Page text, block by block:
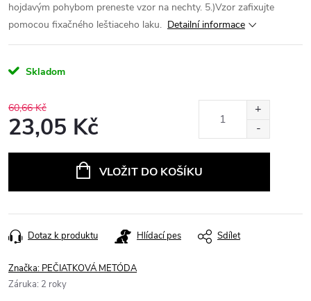
hojdavým pohybom preneste vzor na nechty. 5.)Vzor zafixujte
pomocou fixačného leštiaceho laku. Detailní informace
Skladom
60,66 Kč
23,05 Kč
VLOŽIT DO KOŠÍKU
Dotaz k produktu Hlídací pes Sdílet
Značka: PEČIATKOVÁ METÓDA
Záruka: 2 roky